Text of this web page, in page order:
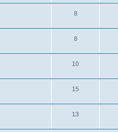
8
8
10
15
13